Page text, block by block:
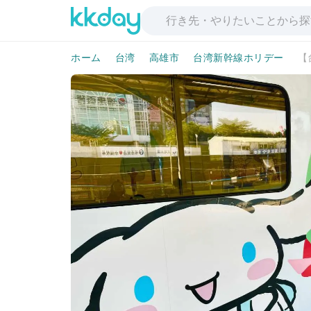
ホーム 台湾 高雄市 台湾新幹線ホリデー